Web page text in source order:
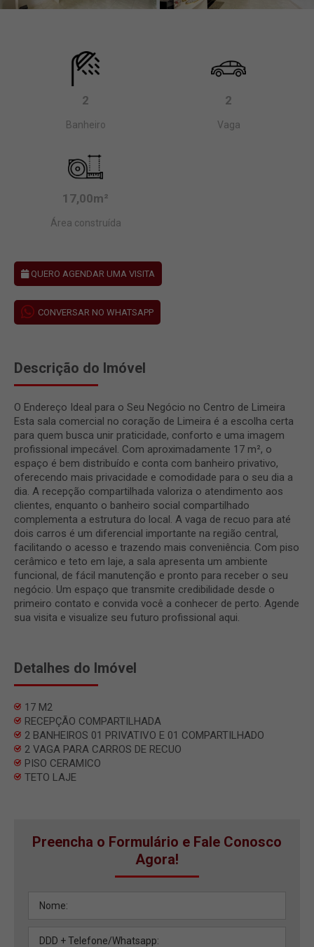
2
Banheiro
2
Vaga
17,00m²
Área construída
QUERO AGENDAR UMA VISITA
CONVERSAR NO WHATSAPP
Descrição do Imóvel
O Endereço Ideal para o Seu Negócio no Centro de Limeira
Esta sala comercial no coração de Limeira é a escolha certa
para quem busca unir praticidade, conforto e uma imagem
profissional impecável. Com aproximadamente 17 m², o
espaço é bem distribuído e conta com banheiro privativo,
oferecendo mais privacidade e comodidade para o seu dia a
dia. A recepção compartilhada valoriza o atendimento aos
clientes, enquanto o banheiro social compartilhado
complementa a estrutura do local. A vaga de recuo para até
dois carros é um diferencial importante na região central,
facilitando o acesso e trazendo mais conveniência. Com piso
cerâmico e teto em laje, a sala apresenta um ambiente
funcional, de fácil manutenção e pronto para receber o seu
negócio. Um espaço que transmite credibilidade desde o
primeiro contato e convida você a conhecer de perto. Agende
sua visita e visualize seu futuro profissional aqui.
Detalhes do Imóvel
17 M2
RECEPÇÃO COMPARTILHADA
2 BANHEIROS 01 PRIVATIVO E 01 COMPARTILHADO
2 VAGA PARA CARROS DE RECUO
PISO CERAMICO
TETO LAJE
Preencha o Formulário e Fale Conosco
Agora!